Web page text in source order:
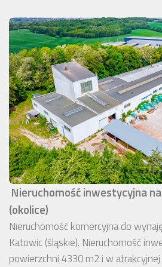
Nieruchomość inwestycyjna
(okolice)
Nieruchomość komercyjna do
Katowic (śląskie). Nieruchomość
powierzchni 4330 m2 i w